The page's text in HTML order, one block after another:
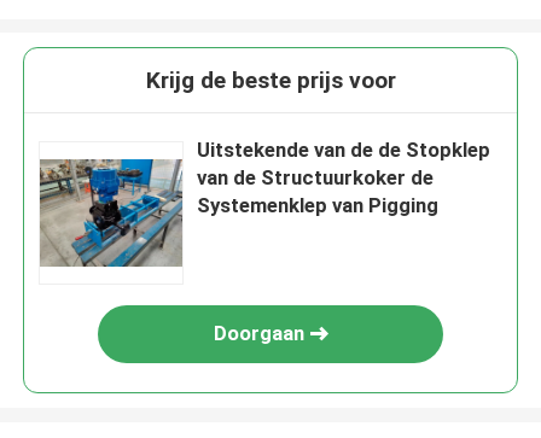
Krijg de beste prijs voor
Uitstekende van de de Stopklep
van de Structuurkoker de
Systemenklep van Pigging
Doorgaan